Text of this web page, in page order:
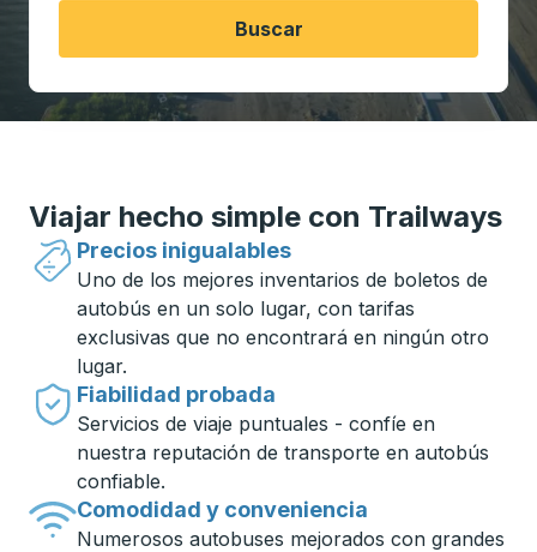
Buscar
Viajar hecho simple con Trailways
Precios inigualables
Uno de los mejores inventarios de boletos de
autobús en un solo lugar, con tarifas
exclusivas que no encontrará en ningún otro
lugar.
Fiabilidad probada
Servicios de viaje puntuales - confíe en
nuestra reputación de transporte en autobús
confiable.
Comodidad y conveniencia
Numerosos autobuses mejorados con grandes